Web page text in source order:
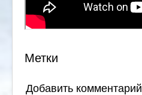
Метки
Добавить комментарий